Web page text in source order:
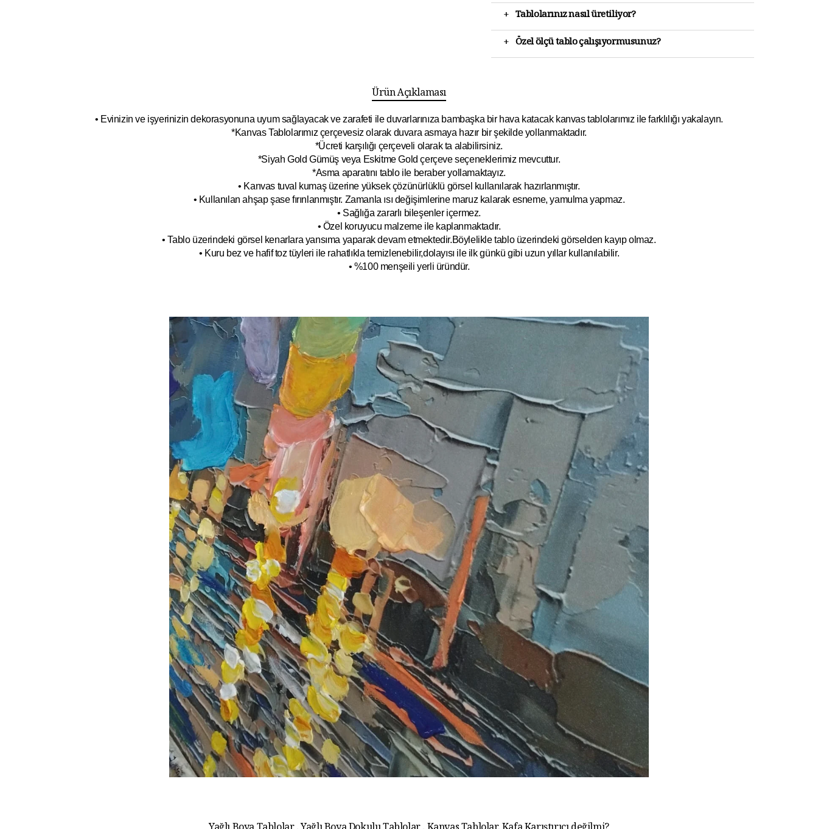
+ Tablolarınız nasıl üretiliyor?
+ Özel ölçü tablo çalışıyormusunuz?
Ürün Açıklaması
• Evinizin ve işyerinizin dekorasyonuna uyum sağlayacak ve zarafeti ile duvarlarınıza bambaşka bir hava katacak kanvas tablolarımız ile farklılığı yakalayın.
*Kanvas Tablolarımız çerçevesiz olarak duvara asmaya hazır bir şekilde yollanmaktadır.
*Ücreti karşılığı çerçeveli olarak ta alabilirsiniz.
*Siyah Gold Gümüş veya Eskitme Gold çerçeve seçeneklerimiz mevcuttur.
*Asma aparatını tablo ile beraber yollamaktayız.
• Kanvas tuval kumaş üzerine yüksek çözünürlüklü görsel kullanılarak hazırlanmıştır.
• Kullanılan ahşap şase fırınlanmıştır. Zamanla ısı değişimlerine maruz kalarak esneme, yamulma yapmaz.
• Sağlığa zararlı bileşenler içermez.
• Özel koruyucu malzeme ile kaplanmaktadır.
• Tablo üzerindeki görsel kenarlara yansıma yaparak devam etmektedir.Böylelikle tablo üzerindeki görselden kayıp olmaz.
• Kuru bez ve hafif toz tüyleri ile rahatlıkla temizlenebilir,dolayısı ile ilkgünkü gibi uzun yıllar kullanılabilir.
• %100 menşeili yerli üründür.